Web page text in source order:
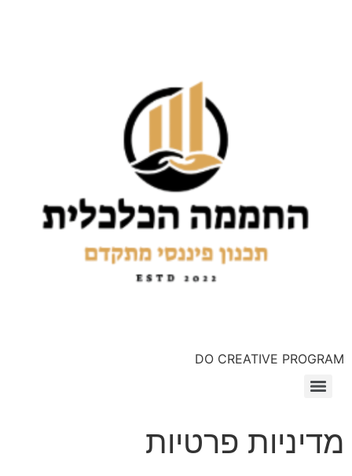
DO CREATIVE PROGRAM
מדיניות פרטיות